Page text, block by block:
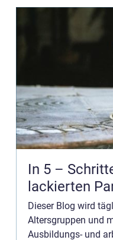
In 5 –
lackierten
Dieser Blog wird
Altersgruppen und
Ausbildungs- und